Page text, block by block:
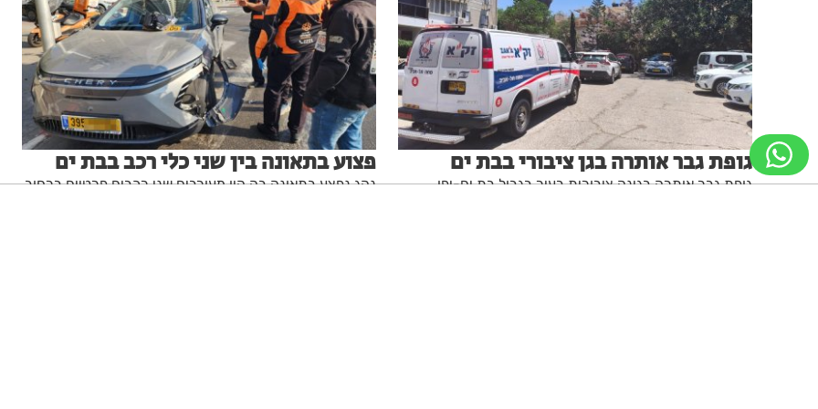
גופת גבר אותרה בגן ציבורי בבת ים
גופת גבר אותרה בגינה ציבורית בעיר בגבול בת ים-יפו
פצוע בתאונה בין שני כלי רכב בבת ים
נהג נפצע בתאונה בה היו מעורבים שני רכבים פרטיים ברחוב